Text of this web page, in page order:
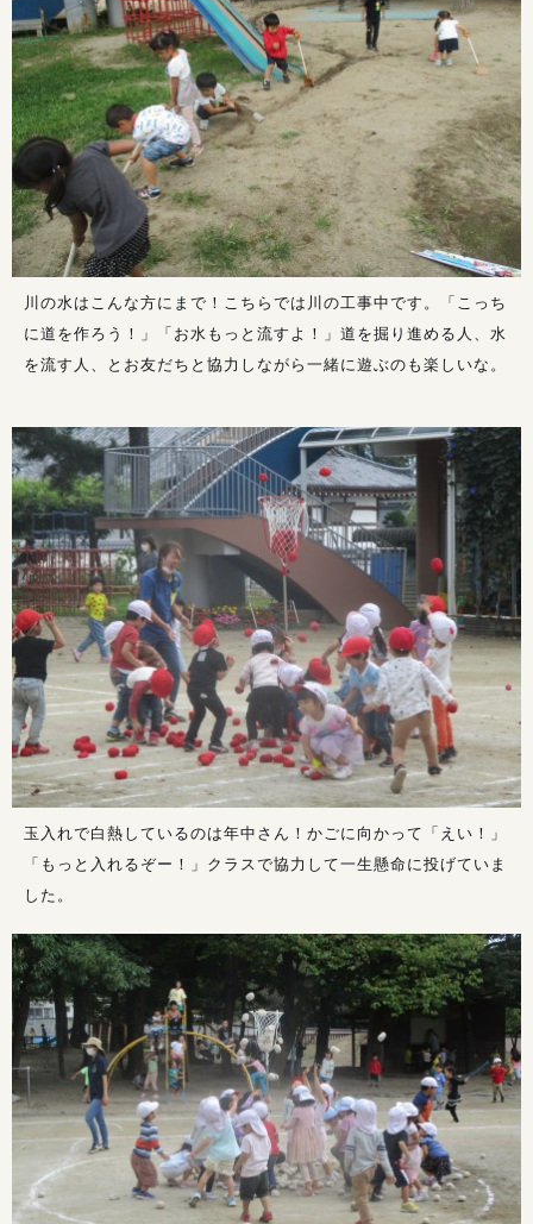
川の水はこんな方にまで！こちらでは川の工事中です。「こっち
に道を作ろう！」「お水もっと流すよ！」道を掘り進める人、水
を流す人、とお友だちと協力しながら一緒に遊ぶのも楽しいな。
玉入れで白熱しているのは年中さん！かごに向かって「えい！」
「もっと入れるぞー！」クラスで協力して一生懸命に投げていま
した。